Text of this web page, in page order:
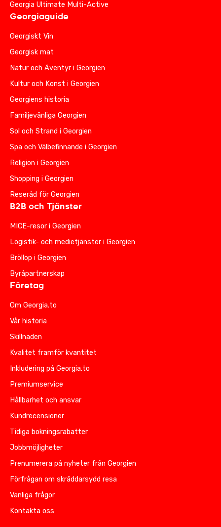
Georgia Ultimate Multi-Active
Georgiaguide
Georgiskt Vin
Georgisk mat
Natur och Äventyr i Georgien
Kultur och Konst i Georgien
Georgiens historia
Familjevänliga Georgien
Sol och Strand i Georgien
Spa och Välbefinnande i Georgien
Religion i Georgien
Shopping i Georgien
Reseråd för Georgien
B2B och Tjänster
MICE-resor i Georgien
Logistik- och medietjänster i Georgien
Bröllop i Georgien
Byråpartnerskap
Företag
Om Georgia.to
Vår historia
Skillnaden
Kvalitet framför kvantitet
Inkludering på Georgia.to
Premiumservice
Hållbarhet och ansvar
Kundrecensioner
Tidiga bokningsrabatter
Jobbmöjligheter
Prenumerera på nyheter från Georgien
Förfrågan om skräddarsydd resa
Vanliga frågor
Kontakta oss